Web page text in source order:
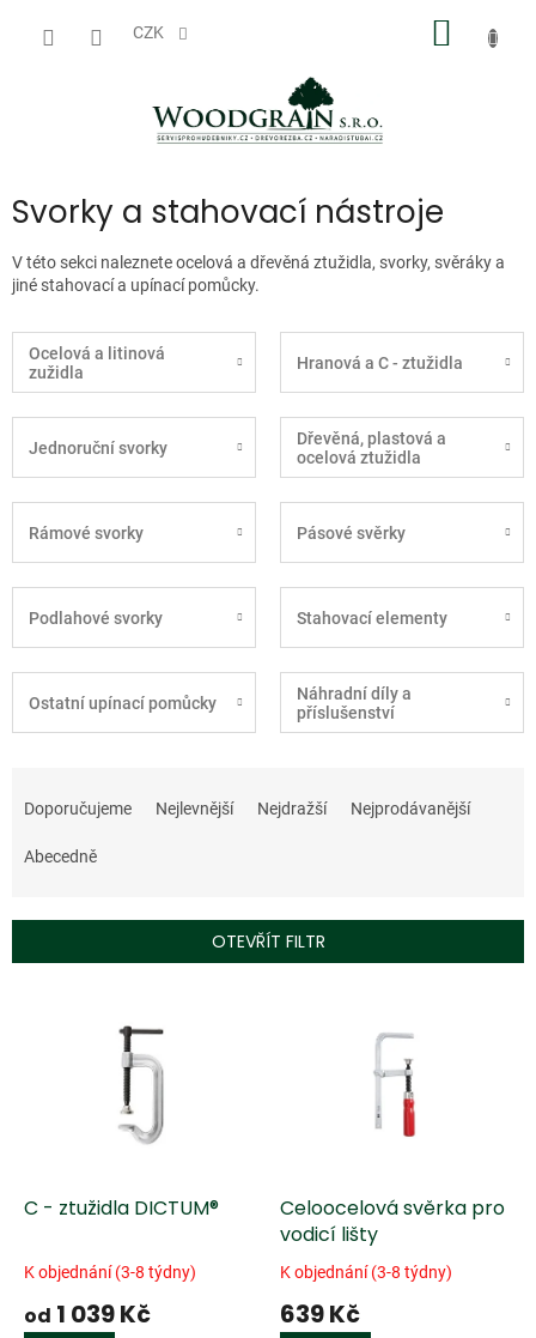
CZK
Svorky a stahovací nástroje
V této sekci naleznete ocelová a dřevěná ztužidla, svorky, svěráky a
jiné stahovací a upínací pomůcky.
Ocelová a litinová
zužidla
Hranová a C - ztužidla
Jednoruční svorky
Dřevěná, plastová a
ocelová ztužidla
Rámové svorky Pásové svěrky
Podlahové svorky Stahovací elementy
Ostatní upínací pomůcky
Náhradní díly a
příslušenství
a
e
í
r
Doporučujeme Nejlevnější Nejdražší Nejprodávanější
Abecedně
OTEVŘÍT FILTR
dC - ztužidla DICTUM®
K objednání (3-8 týdny)
od 1 039 Kč
Celoocelová svěrka pro
vodicí lišty
K objednání (3-8 týdny)
639 Kč